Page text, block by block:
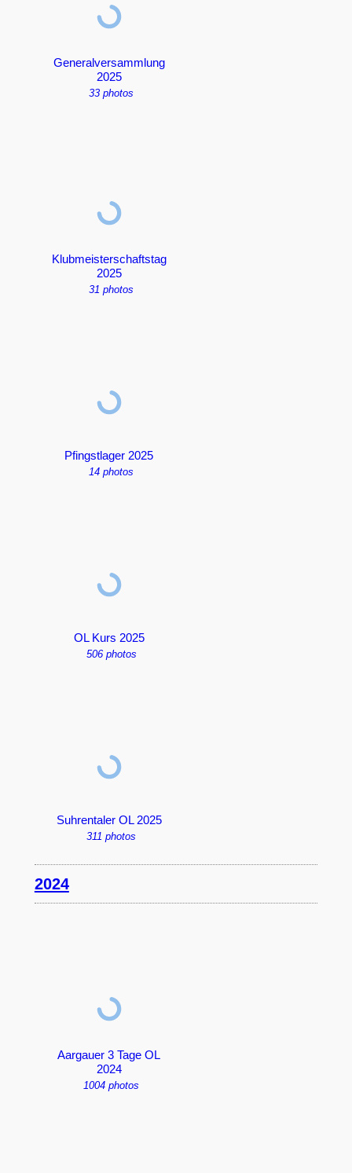
Generalversammlung
2025
33 photos
Klubmeisterschaftstag
2025
31 photos
Pfingstlager 2025
14 photos
OL Kurs 2025
506 photos
Suhrentaler OL 2025
311 photos
2024
Aargauer 3 Tage OL
2024
1004 photos